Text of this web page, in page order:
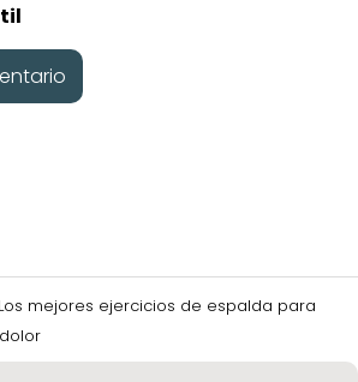
Los mejores ejercicios de espalda para